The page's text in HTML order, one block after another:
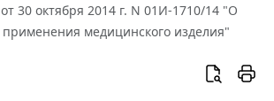
30 октября 2014 г. N 01И-1710/14 "О
медицинского изделия"